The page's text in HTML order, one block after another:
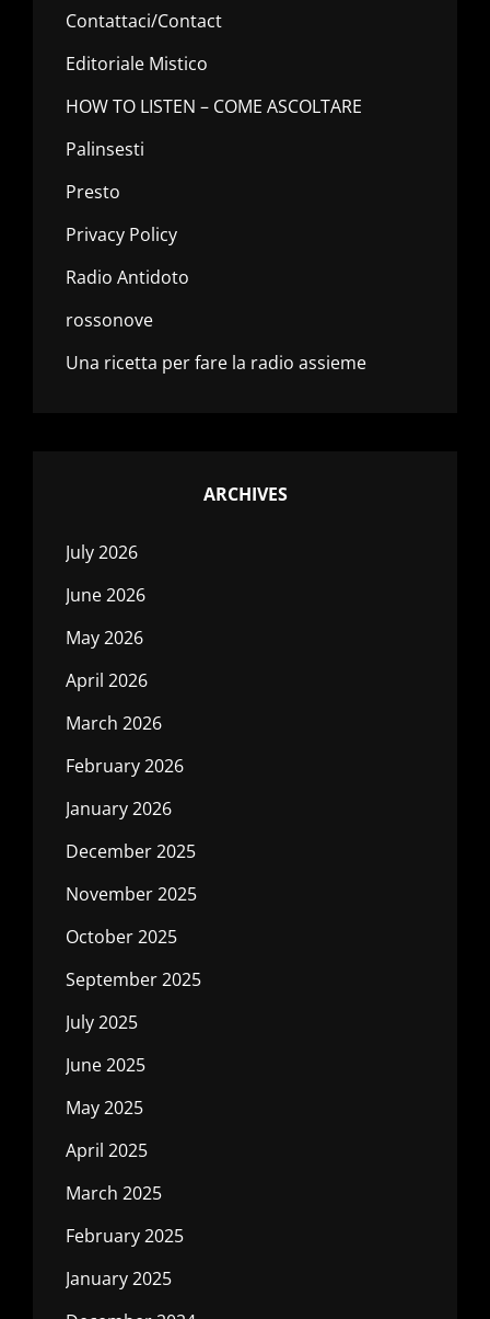
Contattaci/Contact
Editoriale Mistico
HOW TO LISTEN – COME ASCOLTARE
Palinsesti
Presto
Privacy Policy
Radio Antidoto
rossonove
Una ricetta per fare la radio assieme
ARCHIVES
July 2026
June 2026
May 2026
April 2026
March 2026
February 2026
January 2026
December 2025
November 2025
October 2025
September 2025
July 2025
June 2025
May 2025
April 2025
March 2025
February 2025
January 2025